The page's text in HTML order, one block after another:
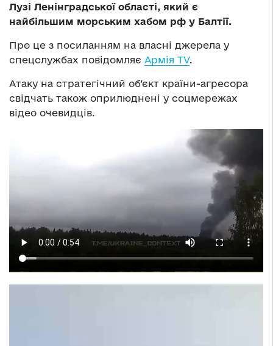
Лузі Ленінградської області, який є
найбільшим морським хабом рф у Балтії.
Про це з посиланням на власні джерела у
спецслужбах повідомляє Армія TV.
Атаку на стратегічний об’єкт країни-агресора
свідчать також оприлюднені у соцмережах
відео очевидців.